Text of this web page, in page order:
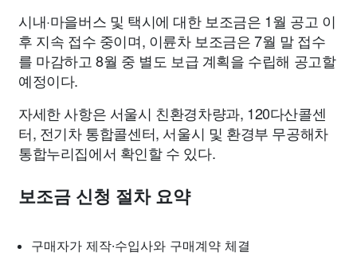
시내·마을버스 및 택시에 대한 보조금은 1월 공고 이
후 지속 접수 중이며, 이륜차 보조금은 7월 말 접수
를 마감하고 8월 중 별도 보급 계획을 수립해 공고할
예정이다.
자세한 사항은 서울시 친환경차량과, 120다산콜센
터, 전기차 통합콜센터, 서울시 및 환경부 무공해차
통합누리집에서 확인할 수 있다.
보조금 신청 절차 요약
구매자가 제작·수입사와 구매계약 체결